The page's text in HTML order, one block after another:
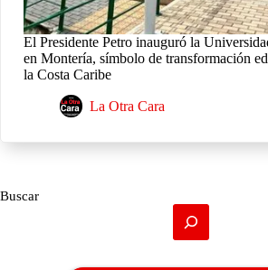
El Presidente Petro inauguró la
en Montería, símbolo de transformación
la Costa Caribe
La Otra Cara
Buscar